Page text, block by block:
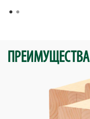
ПРЕИМУЩЕСТВА